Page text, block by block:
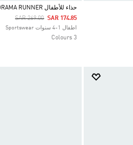
Selected
حذاء للأطفال LIGHTORAMA RUNNER
Price Reduced From
SAR 269.00ToSAR 174.85
اطفال 1-4 سنوات Sportswear
3 Colours